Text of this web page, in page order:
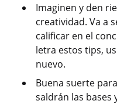
Imaginen y den
creatividad. Va a
calificar en el
letra estos tips,
nuevo.
Buena suerte
saldrán las bases